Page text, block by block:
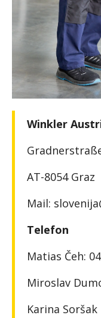
Winkler
AT-8054 Graz
Mail:
Telefon
Matias Čeh:
Miroslav
Karina Soršak